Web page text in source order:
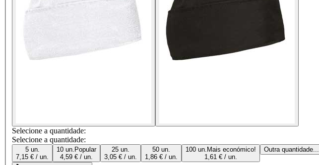
Selecione a quantidade:
Selecione a quantidade:
5 un.
7,15 € / un.
10 un. Popular
4,59 € / un.
25 un.
3,05 € / un.
50 un.
1,86 € / un.
100 un. Mais económico!
1,61 € / un.
Outra quantidade...